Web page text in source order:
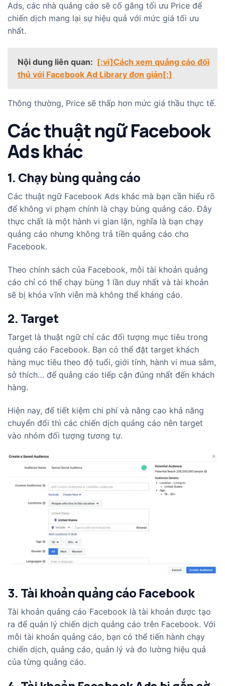
Ads, các nhà quảng cáo sẽ cố gắng tối ưu Price để
chiến dịch mang lại sự hiệu quả với mức giá tối ưu
nhất.
Nội dung liên quan: [:vi]Cách xem quảng cáo đối
thủ với Facebook Ad Library đơn giản[:]
Thông thường, Price sẽ thấp hơn mức giá thầu thực tế.
Các thuật ngữ Facebook
Ads khác
1. Chạy bùng quảng cáo
Các thuật ngữ Facebook Ads khác mà bạn cần hiểu rõ
để không vi phạm chính là chạy bùng quảng cáo. Đây
thực chất là một hành vi gian lận, nghĩa là bạn chạy
quảng cáo nhưng không trả tiền quảng cáo cho
Facebook.
Theo chính sách của Facebook, mỗi tài khoản quảng
cáo chỉ có thể chạy bùng 1 lần duy nhất và tài khoản
sẽ bị khóa vĩnh viễn mà không thể kháng cáo.
2. Target
Target là thuật ngữ chỉ các đối tượng mục tiêu trong
quảng cáo Facebook. Bạn có thể đặt target khách
hàng mục tiêu theo độ tuổi, giới tính, hành vi mua sắm,
sở thích… để quảng cáo tiếp cận đúng nhất đến khách
hàng.
Hiện nay, để tiết kiệm chi phí và nâng cao khả năng
chuyển đổi thì các chiến dịch quảng cáo nên target
vào nhóm đối tượng tương tự.
3. Tài khoản quảng cáo Facebook
Tài khoản quảng cáo Facebook là tài khoản được tạo
ra để quản lý chiến dịch quảng cáo trên Facebook. Với
mỗi tài khoản quảng cáo, bạn có thể tiến hành chạy
chiến dịch, quảng cáo, quản lý và đo lường hiệu quả
của từng quảng cáo.